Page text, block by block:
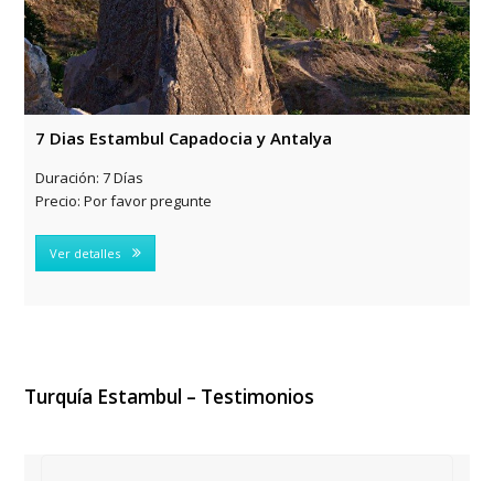
7 Dias Estambul Capadocia y Antalya
Duración: 7 Días
Precio: Por favor pregunte
Ver detalles
Turquía Estambul – Testimonios